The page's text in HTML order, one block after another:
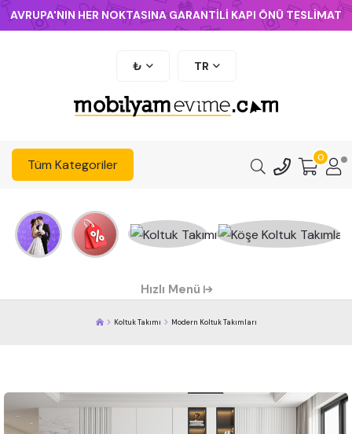
AVRUPA'NIN HER NOKTASINA GARANTİLİ KAPI ÖNÜ TESLİMAT
₺ TR
Tüm Kategoriler 0
Hızlı Menü
Koltuk Takımı Modern Koltuk Takımları